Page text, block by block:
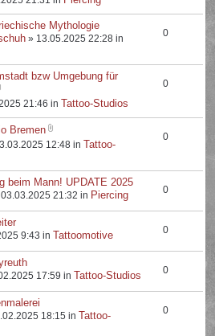
Mythologie
» 13.05.2025 22:28 in 0
bzw Umgebung für
21:46 in Tattoo-Studios
0
Bremen
12:48 in Tattoo-
0
beim Mann! UPDATE 2025
21:32 in Piercing 0
9:43 in Tattoomotive 0
17:59 in Tattoo-Studios 0
18:15 in Tattoo-
0